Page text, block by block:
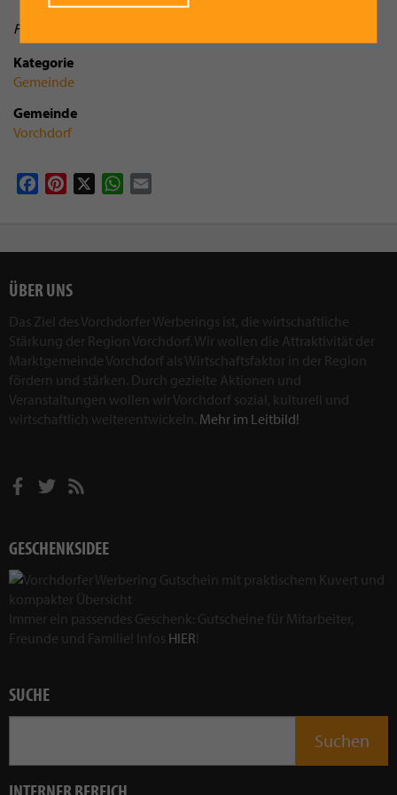
Foto/Text: vorchdorfmedia
Kategorie
Gemeinde
Gemeinde
Vorchdorf
FacebookPinterest WhatsApp
ÜBER UNS
Das Ziel des Vorchdorfer Werberings ist, die wirtschaftliche
Stärkung der Region Vorchdorf. Wir wollen die Attraktivität der
Marktgemeinde Vorchdorf als Wirtschaftsfaktor in der Region
fördern und stärken. Durch gezielte Aktionen und
Veranstaltungen wollen wir Vorchdorf sozial, kulturell und
wirtschaftlich weiterentwickeln. Mehr im Leitbild!
GESCHENKSIDEE
Immer ein passendes Geschenk: Gutscheine für Mitarbeiter,
Freunde und Familie! Infos HIER!
SUCHE